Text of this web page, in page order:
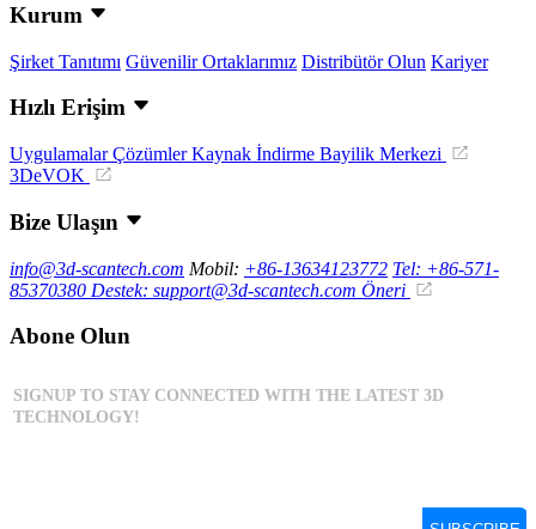
Kurum
Şirket Tanıtımı Güvenilir Ortaklarımız Distribütör Olun Kariyer
Hızlı Erişim
UygulamalarÇözümlerKaynak İndirme Bayilik Merkezi
3DeVOK
Bize Ulaşın
info@3d-scantech.com Mobil: +86-13634123772 Tel: +86-571-
85370380 Destek: support@3d-scantech.com Öneri
Abone Olun